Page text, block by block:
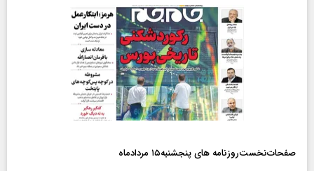
صفحات‌نخست‌روزنامه ها‌ی پنجشنبه‌۱۵ مردادماه